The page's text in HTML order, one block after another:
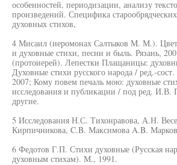
особенностей, периодизации, анализу
произведений. Специфика
духовных стихов,
4 Мисаил (иеромонах Салтыков M. М.).
и духовные стихи, песни и быль. Рязань,
(протоиерей). Лепестки Плащаницы:
Духовные стихи русского народа / ред.-
2007; Кому повем печаль мою: духовные
исследования и публикации / под ред. И.В.
другие.
5 Исследования Н.С. Тихонравова, А.Н.
Кирпичникова, C.B. Максимова A.B.
6 Федотов Г.П. Стихи духовные (Русская
духовным стихам). М., 1991.